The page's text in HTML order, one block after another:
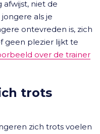
niet de
als je
ontevreden is, zich
geen plezier lijkt te
over de trainer
trots
zich trots voelen